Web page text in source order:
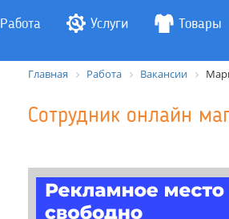
Работа Услуги Товары
Главная Работа Вакансии
Сотрудник онлайн